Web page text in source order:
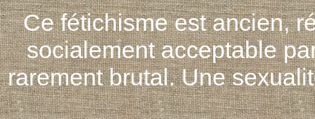
Ce fétichisme est ancien,
socialement acceptable
rarement brutal. Une